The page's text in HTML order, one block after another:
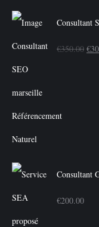
Consultant
€350.00 Le
€
Consultant
€200.00